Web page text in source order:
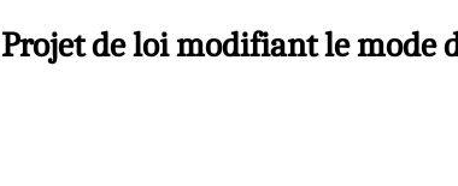
Projet de loi modifiant le mode